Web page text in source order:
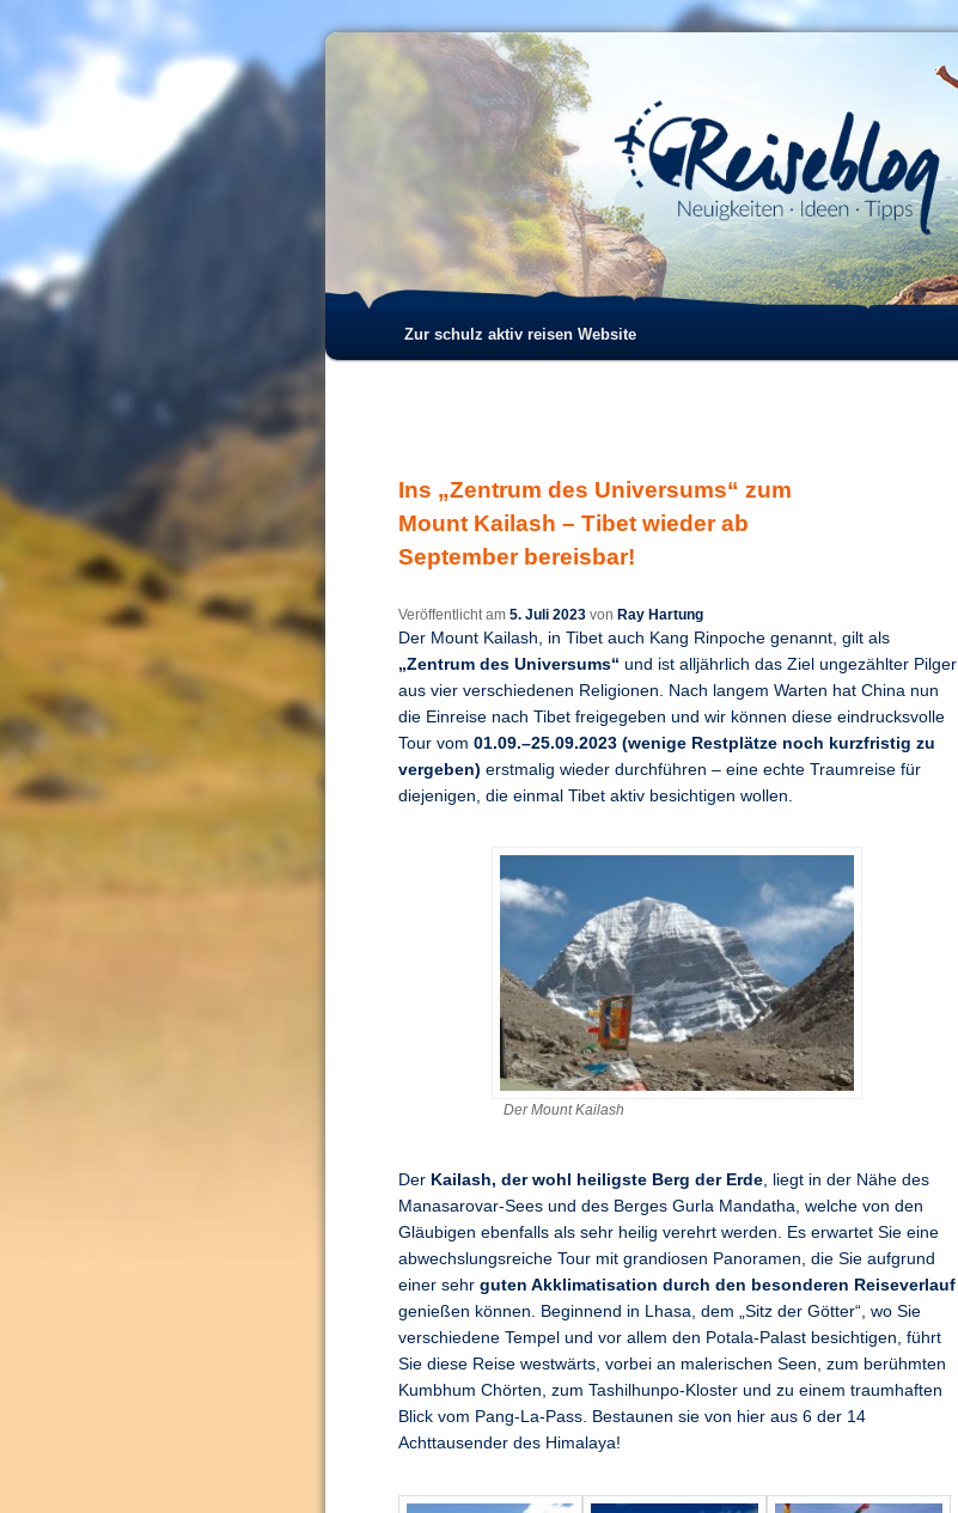
Zum
Zum
wechseln
Zur schulz aktiv reisen Website
Ins „Zentrum des Universums“ zum
Mount Kailash – Tibet wieder ab
September bereisbar!
Veröffentlicht am 5. Juli 2023 von Ray Hartung
Der Mount Kailash, in Tibet auch Kang Rinpoche genannt, gilt als
„Zentrum des Universums“ und ist alljährlich das Ziel ungezählter Pilger
aus vier verschiedenen Religionen. Nach langem Warten hat China nun
die Einreise nach Tibet freigegeben und wir können diese eindrucksvolle
Tour vom 01.09.–25.09.2023 (wenige Restplätze noch kurzfristig zu
vergeben) erstmalig wieder durchführen – eine echte Traumreise für
diejenigen, die einmal Tibet aktiv besichtigen wollen.
Der Mount Kailash
Der Kailash, der wohl heiligste Berg der Erde, liegt in der Nähe des
Manasarovar-Sees und des Berges Gurla Mandatha, welche von den
Gläubigen ebenfalls als sehr heilig verehrt werden. Es erwartet Sie eine
abwechslungsreiche Tour mit grandiosen Panoramen, die Sie aufgrund
einer sehr guten Akklimatisation durch den besonderen Reiseverlauf
genießen können. Beginnend in Lhasa, dem „Sitz der Götter“, wo Sie
verschiedene Tempel und vor allem den Potala-Palast besichtigen, führt
Sie diese Reise westwärts, vorbei an malerischen Seen, zum berühmten
Kumbhum Chörten, zum Tashilhunpo-Kloster und zu einem traumhaften
Blick vom Pang-La-Pass. Bestaunen sie von hier aus 6 der 14
Achttausender des Himalaya!